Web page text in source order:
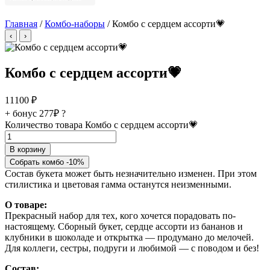
Главная /Комбо-наборы / Комбо с сердцем ассорти💗
‹ ›
Комбо с сердцем ассорти💗
11100 ₽
+ бонус 277₽ ?
Количество товара Комбо с сердцем ассорти💗
В корзину
Собрать комбо -10%
Состав букета может быть незначительно изменен. При этом
стилистика и цветовая гамма останутся неизменными.
О товаре:
Прекрасный набор для тех, кого хочется порадовать по-
настоящему. Сборный букет, сердце ассорти из бананов и
клубники в шоколаде и открытка — продумано до мелочей.
Для коллеги, сестры, подруги и любимой — с поводом и без!